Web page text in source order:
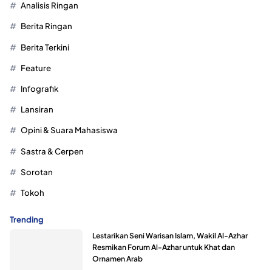
Analisis Ringan
Berita Ringan
Berita Terkini
Feature
Infografik
Lansiran
Opini & Suara Mahasiswa
Sastra & Cerpen
Sorotan
Tokoh
Trending
Lestarikan Seni Warisan Islam, Wakil Al-Azhar
Resmikan Forum Al-Azhar untuk Khat dan
Ornamen Arab